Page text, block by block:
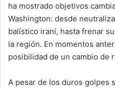
ha mostrado objetivos
Washington: desde
balístico iraní, hasta frenar
la región. En momentos
posibilidad de un cambio de
A pesar de los duros golpes